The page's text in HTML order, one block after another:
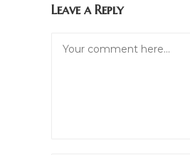
Leave a Reply